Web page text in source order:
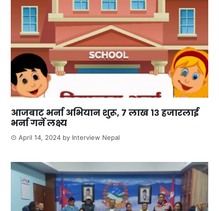
आजबाट भर्ना अभियान शुरू, ७ लाख १३ हजारलाई
भर्ना गर्ने लक्ष्य
April 14, 2024 by Interview Nepal